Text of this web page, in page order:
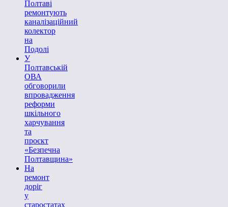
Полтаві
ремонтують
каналізаційний
колектор
на
Подолі
У
Полтавській
ОВА
обговорили
впровадження
реформи
шкільного
харчування
та
проєкт
«Безпечна
Полтавщина»
На
ремонт
доріг
у
старостатах